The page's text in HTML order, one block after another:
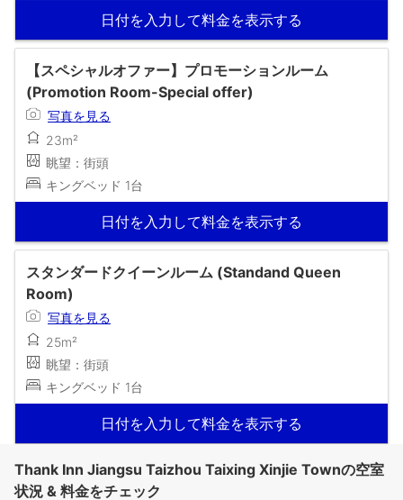
日付を入力して料金を表示する
【スペシャルオファー】プロモーションルーム
(Promotion Room-Special offer)
写真を見る
23m²
眺望：街頭
キングベッド 1台
日付を入力して料金を表示する
スタンダードクイーンルーム (Standand Queen
Room)
写真を見る
25m²
眺望：街頭
キングベッド 1台
日付を入力して料金を表示する
Thank Inn Jiangsu Taizhou Taixing Xinjie Townの空室
状況 & 料金をチェック